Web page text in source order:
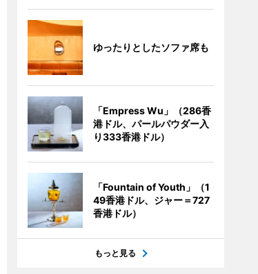
ゆったりとしたソファ席も
「Empress Wu」（286香
港ドル、パールパウダー入
り333香港ドル）
「Fountain of Youth」（1
49香港ドル、ジャー＝727
香港ドル）
もっと見る